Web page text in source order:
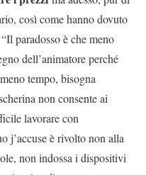
così come hanno dovuto
paradosso è che meno
dell’animatore perché
tempo, bisogna
non consente ai
lavorare con
j’accuse è rivolto non alla
non indossa i dispositivi